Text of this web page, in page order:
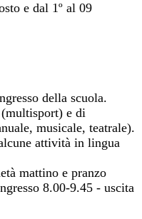
e dal 1º al 09
della scuola.
e di
musicale, teatrale).
attività in lingua
mattino e pranzo
8.00-9.45 - uscita